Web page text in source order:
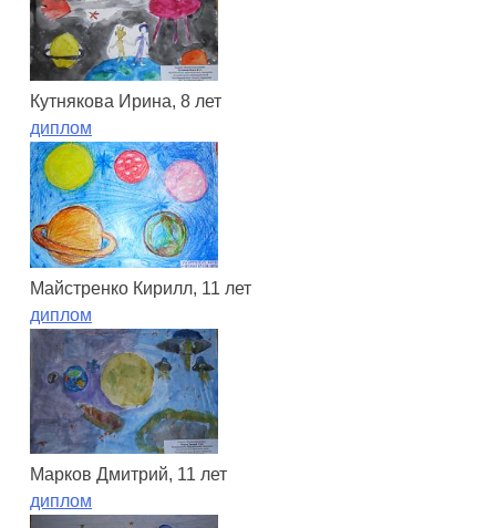
Кутнякова Ирина, 8 лет
диплом
Майстренко Кирилл, 11 лет
диплом
Марков Дмитрий, 11 лет
диплом